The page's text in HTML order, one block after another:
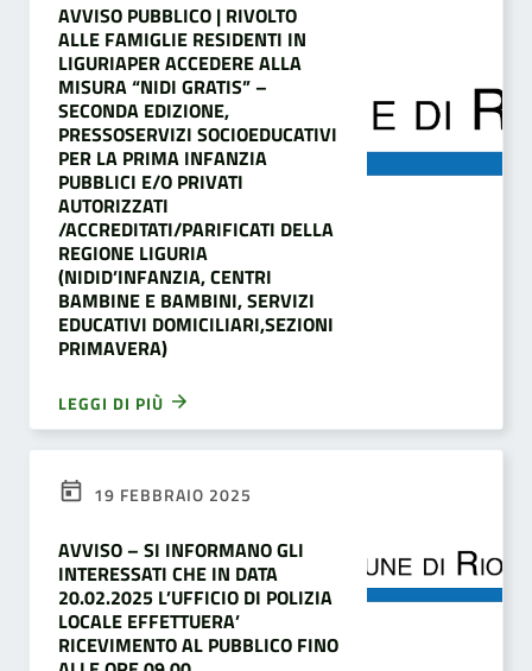
AVVISO PUBBLICO | RIVOLTO
ALLE FAMIGLIE RESIDENTI IN
LIGURIAPER ACCEDERE ALLA
MISURA “NIDI GRATIS” –
SECONDA EDIZIONE,
PRESSOSERVIZI SOCIOEDUCATIVI
PER LA PRIMA INFANZIA
PUBBLICI E/O PRIVATI
AUTORIZZATI
/ACCREDITATI/PARIFICATI DELLA
REGIONE LIGURIA
(NIDID’INFANZIA, CENTRI
BAMBINE E BAMBINI, SERVIZI
EDUCATIVI DOMICILIARI,SEZIONI
PRIMAVERA)
LEGGI DI PIÙ
19 FEBBRAIO 2025
AVVISO – SI INFORMANO GLI
INTERESSATI CHE IN DATA
20.02.2025 L’UFFICIO DI POLIZIA
LOCALE EFFETTUERA’
RICEVIMENTO AL PUBBLICO FINO